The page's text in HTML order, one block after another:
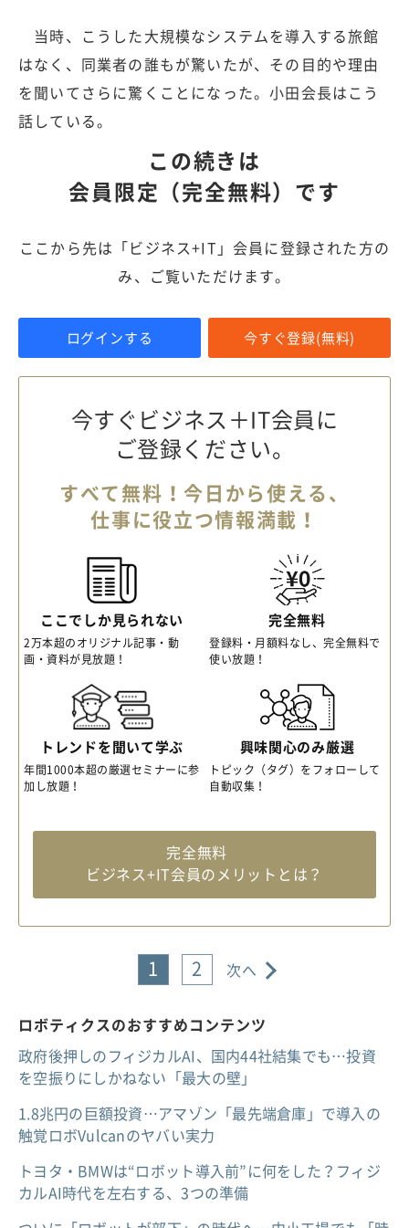
当時、こうした大規模なシステムを導入する旅館
はなく、同業者の誰もが驚いたが、その目的や理由
を聞いてさらに驚くことになった。小田会長はこう
話している。
この続きは
会員限定（完全無料）です
ここから先は「ビジネス+IT」会員に登録された方の
み、ご覧いただけます。
ログインする 今すぐ登録(無料)
今すぐビジネス＋IT会員に
ご登録ください。
すべて無料！今日から使える、
仕事に役立つ情報満載！
ここでしか見られない
2万本超のオリジナル記事・動
画・資料が見放題！
完全無料
登録料・月額料なし、完全無料で
使い放題！
トレンドを聞いて学ぶ
年間1000本超の厳選セミナーに参
加し放題！
興味関心のみ厳選
トピック（タグ）をフォローして
自動収集！
完全無料
ビジネス+IT会員のメリットとは？
1 2 次へ
ロボティクスのおすすめコンテンツ
政府後押しのフィジカルAI、国内44社結集でも…投資
を空振りにしかねない「最大の壁」
1.8兆円の巨額投資…アマゾン「最先端倉庫」で導入の
触覚ロボVulcanのヤバい実力
トヨタ・BMWは“ロボット導入前”に何をした？フィジ
カルAI時代を左右する、3つの準備